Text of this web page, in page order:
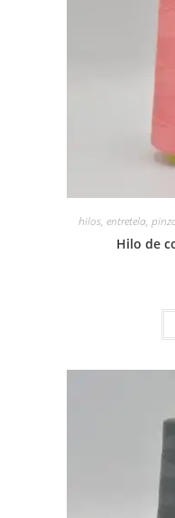
hilos, entretela,
Hilo de